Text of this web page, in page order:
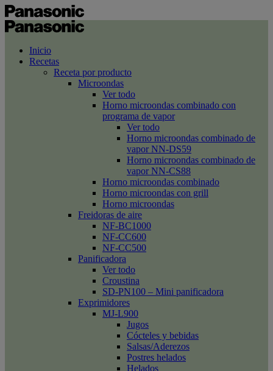
Inicio
Recetas
Receta por producto
Microondas
Ver todo
Horno microondas combinado con
programa de vapor
Ver todo
Horno microondas combinado de
vapor NN-DS59
Horno microondas combinado de
vapor NN-CS88
Horno microondas combinado
Horno microondas con grill
Horno microondas
Freidoras de aire
NF-BC1000
NF-CC600
NF-CC500
Panificadora
Ver todo
Croustina
SD-PN100 – Mini panificadora
Exprimidores
MJ-L900
Jugos
Cócteles y bebidas
Salsas/Aderezos
Postres helados
Helados